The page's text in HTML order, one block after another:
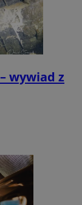
wywiad z